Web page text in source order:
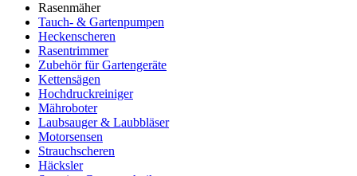
Rasenmäher
Tauch- & Gartenpumpen
Heckenscheren
Rasentrimmer
Zubehör für Gartengeräte
Kettensägen
Hochdruckreiniger
Mähroboter
Laubsauger & Laubbläser
Motorsensen
Strauchscheren
Häcksler